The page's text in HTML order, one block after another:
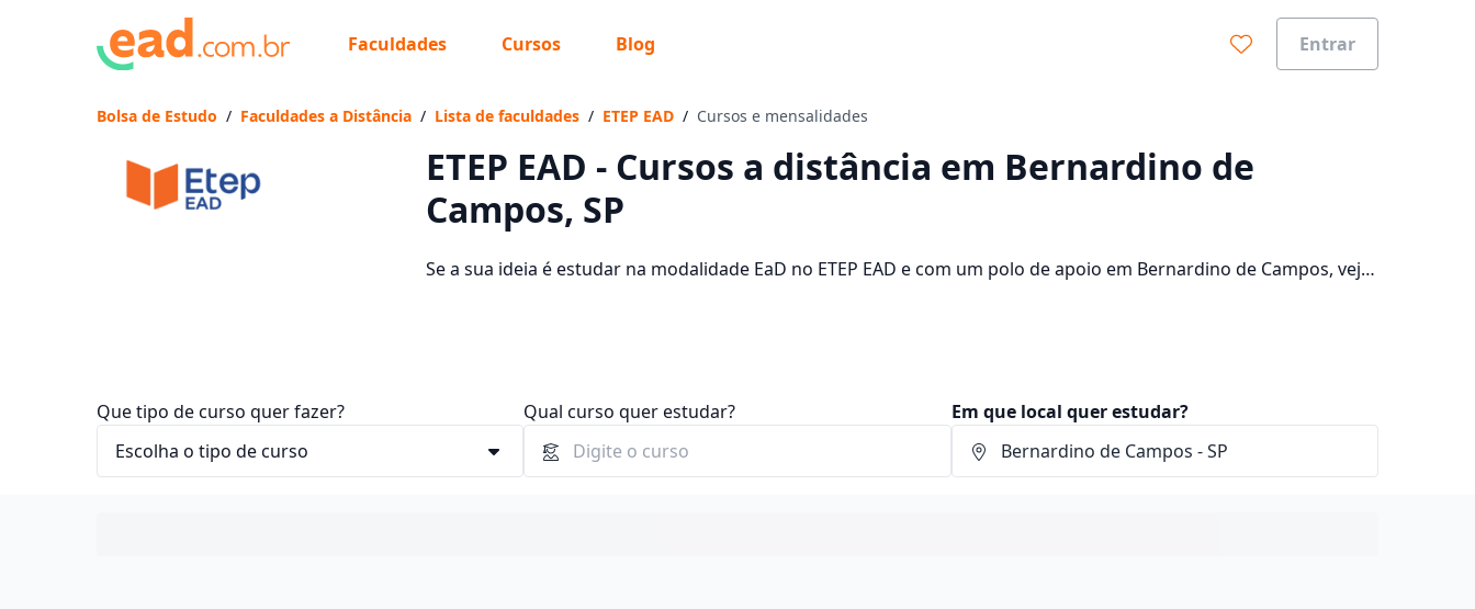
Faculdades Cursos Blog Entrar
Vamos te guiar no caminho ideal para seus estudos
Sim, já sei
Bolsa de Estudo / Faculdades a Distância / Lista de faculdades / ETEP EAD / Cursos e mensalidades
ETEP EAD - Cursos a distância em Bernardino de
Campos, SP
Se a sua ideia é estudar na modalidade EaD no ETEP EAD e com um polo de apoio em Bernardino de Campos, veja
Que tipo de curso quer fazer? Qual curso quer estudar? Em que local quer estudar?